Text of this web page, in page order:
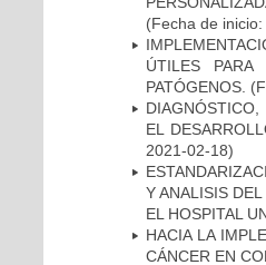
(Fecha de
ÚTILES
PATÓGENOS.
EL
2021-02-18)
Y ANALISIS
EL HOSPITAL
HACIA LA
CÁNCER EN